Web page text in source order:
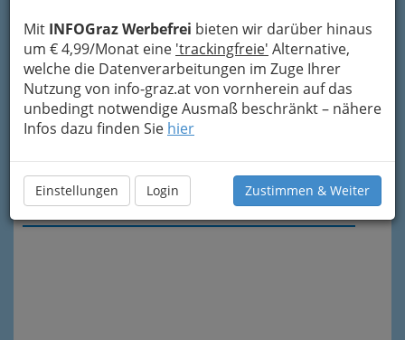
Mit INFOGraz Werbefrei bieten wir darüber hinaus
um € 4,99/Monat eine 'trackingfreie' Alternative,
welche die Datenverarbeitungen im Zuge Ihrer
Nutzung von info-graz.at von vornherein auf das
unbedingt notwendige Ausmaß beschränkt – nähere
Infos dazu finden Sie hier
Einstellungen Login Zustimmen & Weiter
Meine Nachricht senden